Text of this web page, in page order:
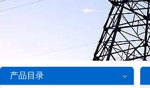
产品目录